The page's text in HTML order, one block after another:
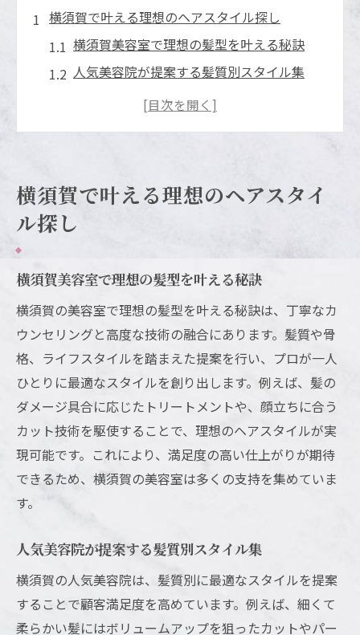
横須賀で叶える理想のヘアスタイル探し
横須賀美容室で理想の髪型を叶える秘訣
人気美容院が提案する髪質別スタイル集
横須賀の美容院選びで重視したいポイント
50代にも人気の横須賀美容院の魅力とは
美容室選びに迷う方へ横須賀の技術力を解説
横須賀美容室の技術が評価される理由
人気美容院で受けられる最新カット技法
上手い美容師が集まる横須賀の特徴
口コミで話題の横須賀美容院の技術力
マンツーマン対応の美容室が選ばれる背景
横須賀のカリスマ美容師が支持される秘密
自分に合う横須賀美容院を見つけるコツ
横須賀美容室選びで重視すべきポイント
ヘアスタイル相談がしやすい美容院の探し
方
個人経営美容室の強みとメリットを紹介
口コミや評判から選ぶ横須賀美容室の魅力
髪質改善なら横須賀の人気美容室が強い理由
横須賀で叶える理想のヘアスタイ
ル探し
横須賀美容室で理想の髪型を叶える秘訣
横須賀の美容室で理想の髪型を叶える秘訣は、丁寧なカ
ウンセリングと高度な技術の融合にあります。髪質や骨
格、ライフスタイルを踏まえた提案を行い、プロが一人
ひとりに最適なスタイルを創り出します。例えば、髪の
ダメージ具合に応じたトリートメントや、顔立ちに合う
カット技術を駆使することで、理想のヘアスタイルが実
現可能です。これにより、満足度の高い仕上がりが期待
できるため、横須賀の美容室は多くの支持を集めていま
す。
人気美容院が提案する髪質別スタイル集
横須賀の人気美容院は、髪質別に最適なスタイルを提案
することで顧客満足度を高めています。例えば、細くて
柔らかい髪にはボリュームアップを狙ったカットやパー